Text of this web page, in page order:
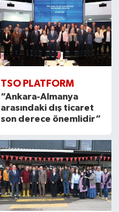
TSO PLATFORM
“Ankara-Almanya
arasındaki dış ticaret
son derece önemlidir”